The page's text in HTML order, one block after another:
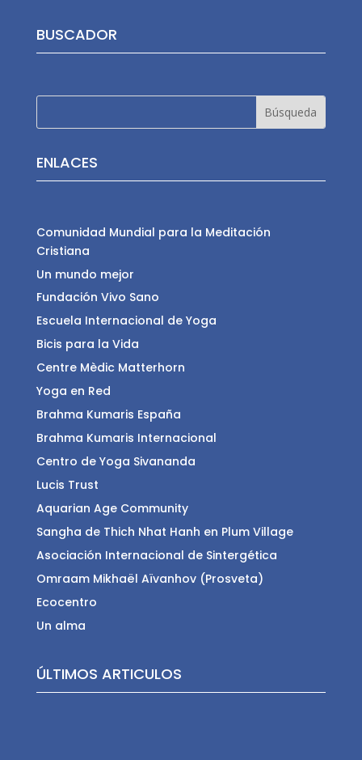
BUSCADOR
ENLACES
Comunidad Mundial para la Meditación
Cristiana
Un mundo mejor
Fundación Vivo Sano
Escuela Internacional de Yoga
Bicis para la Vida
Centre Mèdic Matterhorn
Yoga en Red
Brahma Kumaris España
Brahma Kumaris Internacional
Centro de Yoga Sivananda
Lucis Trust
Aquarian Age Community
Sangha de Thich Nhat Hanh en Plum Village
Asociación Internacional de Sintergética
Omraam Mikhaël Aïvanhov (Prosveta)
Ecocentro
Un alma
ÚLTIMOS ARTICULOS